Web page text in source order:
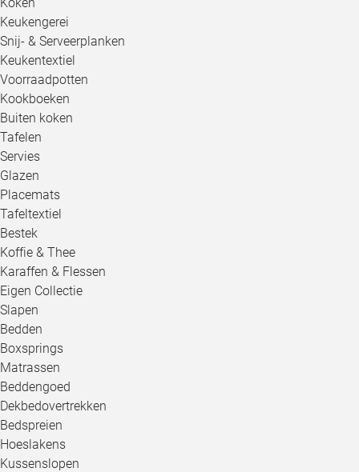
Keukengerei
Snij- & Serveerplanken
Keukentextiel
Voorraadpotten
Kookboeken
Buiten koken
Tafelen
Servies
Glazen
Placemats
Tafeltextiel
Bestek
Koffie & Thee
Karaffen & Flessen
Eigen Collectie
Slapen
Bedden
Boxsprings
Matrassen
Beddengoed
Dekbedovertrekken
Bedspreien
Hoeslakens
Kussenslopen